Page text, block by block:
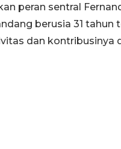
peran sentral
berusia 31
dan kontribusinya